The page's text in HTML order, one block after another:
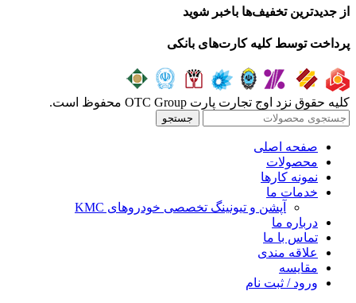
از جدیدترین تخفیف‌ها باخبر شوید
پرداخت توسط کلیه کارت‌های بانکی
کلیه حقوق نزد اوج تجارت پارت OTC Group محفوظ است.
جستجو
صفحه اصلی
محصولات
نمونه کارها
خدمات ما
آپشن و تیونینگ تخصصی خودروهای KMC
درباره ما
تماس با ما
علاقه مندی
مقايسه
ورود / ثبت نام